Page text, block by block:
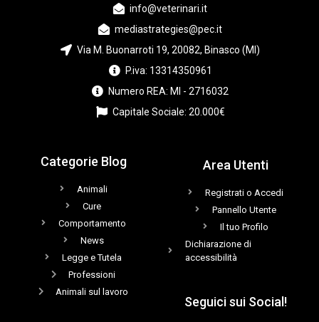
info@veterinari.it
mediastrategies@pec.it
Via M. Buonarroti 19, 20082, Binasco (MI)
P.iva: 13314350961
Numero REA: MI - 2716032
Capitale Sociale: 20.000€
Categorie Blog
Animali
Cure
Comportamento
News
Legge e Tutela
Professioni
Animali sul lavoro
Area Utenti
Registrati o Accedi
Pannello Utente
Il tuo Profilo
Dichiarazione di
accessibilità
Seguici sui Social!